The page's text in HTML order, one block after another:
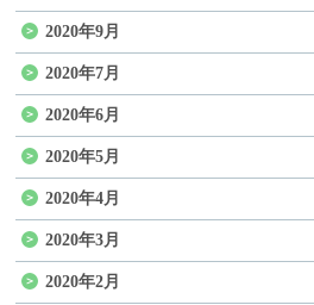
2020年9月
2020年7月
2020年6月
2020年5月
2020年4月
2020年3月
2020年2月